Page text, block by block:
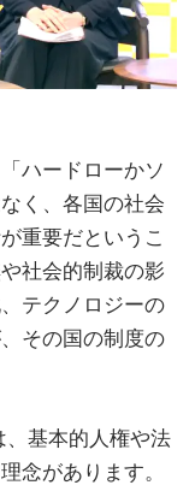
ハードローかソ
く、各国の社会
重要だというこ
社会的制裁の影
テクノロジーの
その国の制度の
、基本的人権や法
念があります。